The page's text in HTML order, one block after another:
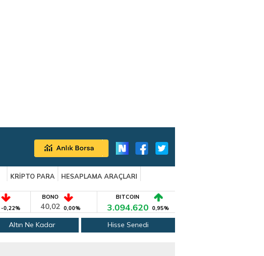
KRİPTO PARA
HESAPLAMA ARAÇLARI
-0,22%
BONO
40,02 0,00%
BITCOIN
3.094.620 0,95%
Altın Ne Kadar Hisse Senedi